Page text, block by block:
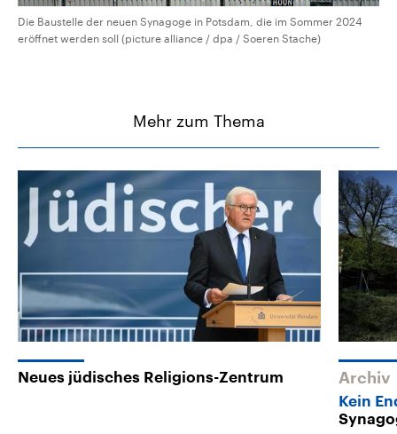
Die Baustelle der neuen Synagoge in Potsdam, die im Sommer 2024
eröffnet werden soll (picture alliance / dpa / Soeren Stache)
Mehr zum Thema
Neues jüdisches Religions-Zentrum Archiv
Kein